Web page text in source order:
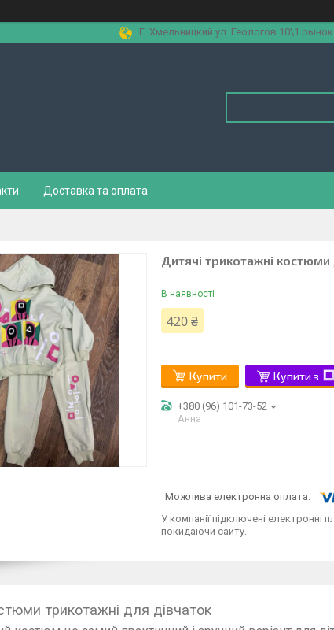
Г. Хмельницкий ул. Геологов 10\1
Доставка та оплата
Дитячі трикотажні костюми
В наявності
420 ₴
Купити Купити з
+380 (96) 101-73-52
Анна
У компанії підключені електронні
покидаючи сайту.
трикотажні для дівчаток